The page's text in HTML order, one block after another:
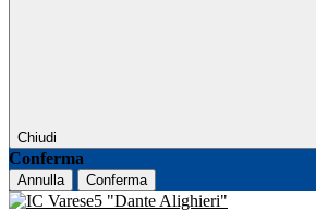
Chiudi
Conferma
Annulla Conferma